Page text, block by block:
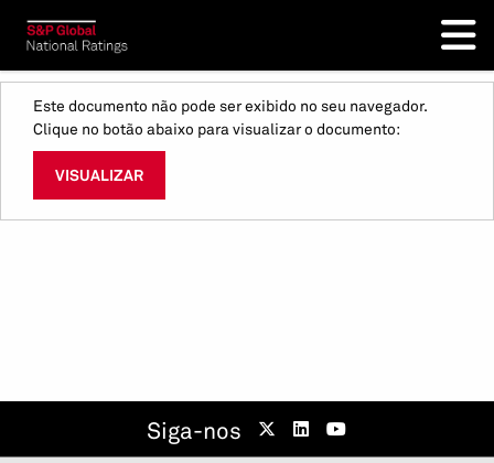
Este documento não pode ser exibido no seu navegador.
Clique no botão abaixo para visualizar o documento:
VISUALIZAR
Siga-nos